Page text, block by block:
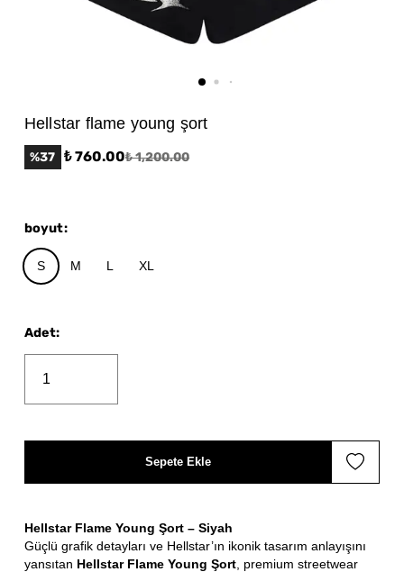
Hellstar flame young şort
%37 ₺ 760.00₺ 1,200.00
Hellstar Flame Young Şort – Siyah
Güçlü grafik detayları ve Hellstar’ın ikonik tasarım anlayışını
yansıtan Hellstar Flame Young Şort, premium streetwear
boyut:
S M L XL
Adet:
Sepete Ekle